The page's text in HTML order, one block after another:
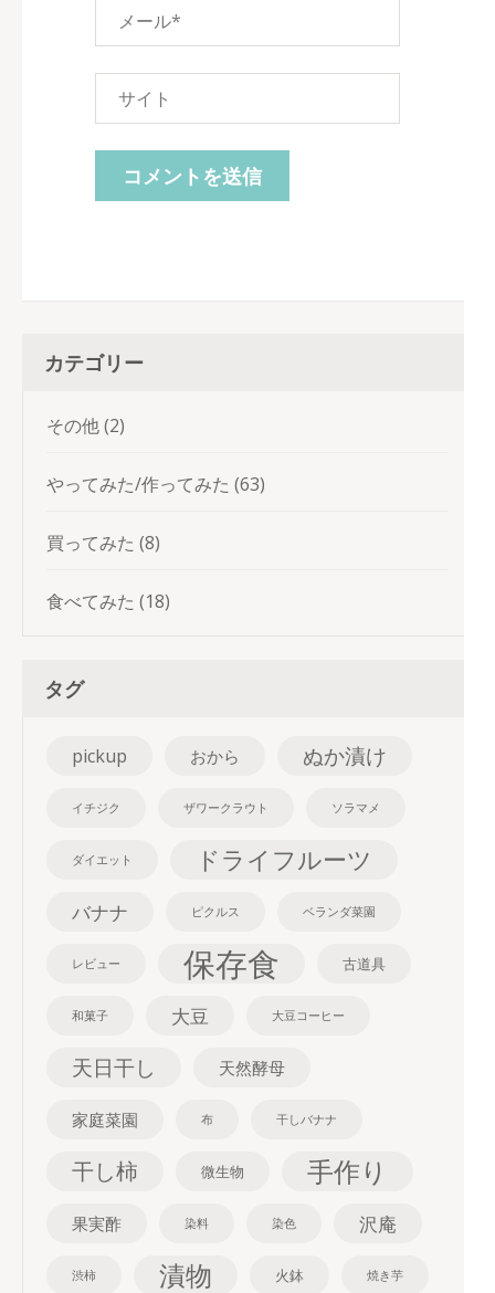
カテゴリー
その他(2)
やってみた/作ってみた (63)
買ってみた (8)
食べてみた (18)
タグ
pickup おから ぬか漬け
イチジク ザワークラウト ソラマメ
ダイエット ドライフルーツ
バナナ ピクルス ベランダ菜園
レビュー 保存食 古道具
和菓子 大豆 大豆コーヒー
天日干し 天然酵母
家庭菜園 布 干しバナナ
干し柿 微生物 手作り
果実酢 染料 染色 沢庵
渋柿 漬物 火鉢 焼き芋